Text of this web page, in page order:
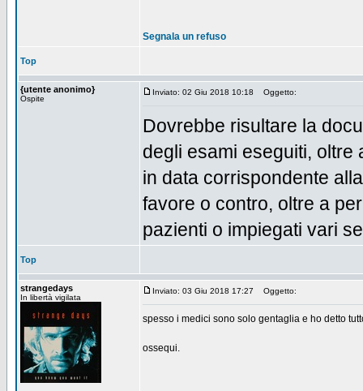
Segnala un refuso
Top
{utente anonimo}
Ospite
Inviato: 02 Giu 2018 10:18 Oggetto:
Dovrebbe risultare la
degli esami eseguiti, oltre
in data corrispondente
favore o contro, oltre a
pazienti o impiegati vari
Top
strangedays
In libertà vigilata
Inviato: 03 Giu 2018 17:27 Oggetto:
spesso i medici sono solo gentaglia e ho detto
ossequi.